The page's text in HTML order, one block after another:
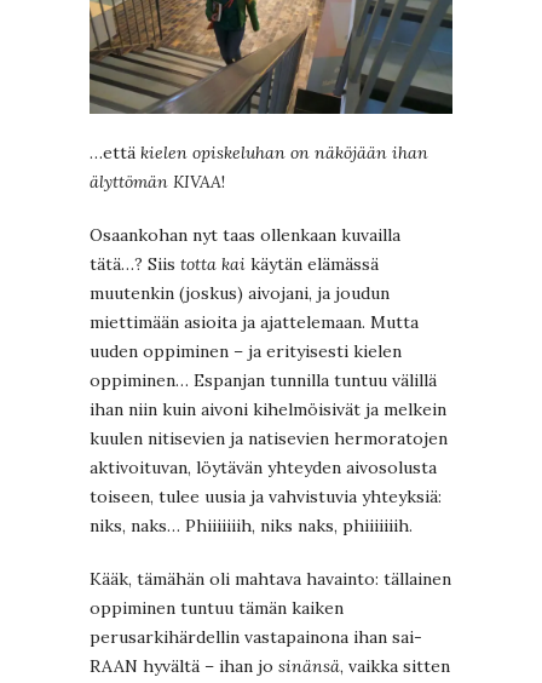
…että kielen opiskeluhan on näköjään ihan
älyttömän KIVAA!
Osaankohan nyt taas ollenkaan kuvailla
tätä…? Siis totta kai käytän elämässä
muutenkin (joskus) aivojani, ja joudun
miettimään asioita ja ajattelemaan. Mutta
uuden oppiminen – ja erityisesti kielen
oppiminen… Espanjan tunnilla tuntuu välillä
ihan niin kuin aivoni kihelmöisivät ja melkein
kuulen nitisevien ja natisevien hermoratojen
aktivoituvan, löytävän yhteyden aivosolusta
toiseen, tulee uusia ja vahvistuvia yhteyksiä:
niks, naks… Phiiiiiiih, niks naks, phiiiiiiih.
Kääk, tämähän oli mahtava havainto: tällainen
oppiminen tuntuu tämän kaiken
perusarkihärdellin vastapainona ihan sai-
RAAN hyvältä – ihan jo sinänsä, vaikka sitten